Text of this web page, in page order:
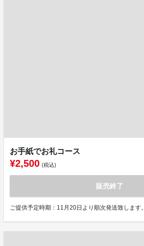
お手紙でお礼コース
¥2,500 (税込)
販売終了
ご提供予定時期：11月20日より順次発送致します。